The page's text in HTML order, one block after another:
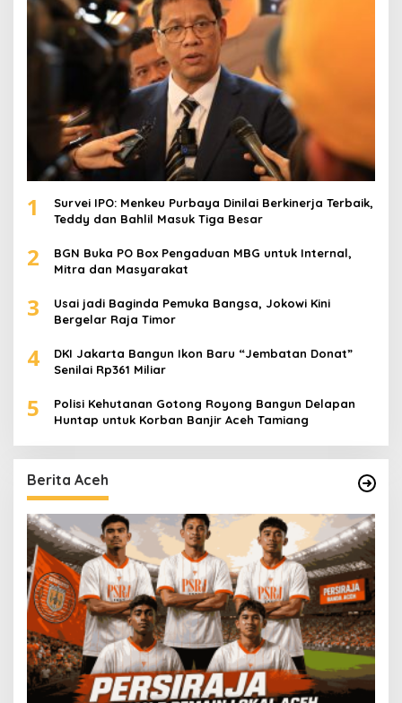
:
1
Survei IPO: Menkeu Purbaya Dinilai Berkinerja Terbaik,
Teddy dan Bahlil Masuk Tiga Besar
2
BGN Buka PO Box Pengaduan MBG untuk Internal,
Mitra dan Masyarakat
3
Usai jadi Baginda Pemuka Bangsa, Jokowi Kini
Bergelar Raja Timor
4
DKI Jakarta Bangun Ikon Baru “Jembatan Donat”
Senilai Rp361 Miliar
5
Polisi Kehutanan Gotong Royong Bangun Delapan
Huntap untuk Korban Banjir Aceh Tamiang
Berita Aceh